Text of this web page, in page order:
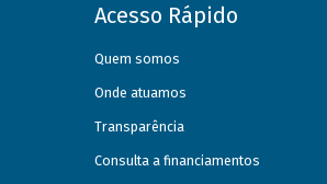
Acesso Rápido
Quem somos
Onde atuamos
Transparência
Consulta a financiamentos